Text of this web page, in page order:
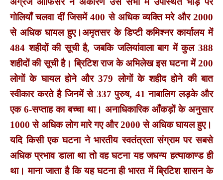
गोलियाँ चलवा दीं जिसमें 400 से अधिक व्यक्ति मरे और 2000
से अधिक घायल हुए।अमृतसर के डिप्टी कमिश्नर कार्यालय में
484 शहीदों की सूची है, जबकि जलियांवाला बाग में कुल 388
शहीदों की सूची है। ब्रिटिश राज के अभिलेख इस घटना में 200
लोगों के घायल होने और 379 लोगों के शहीद होने की बात
स्वीकार करते है जिनमें से 337 पुरुष, 41 नाबालिग लड़के और
एक 6-सप्ताह का बच्चा था। अनाधिकारिक आँकड़ों के अनुसार
1000 से अधिक लोग मारे गए और 2000 से अधिक घायल हुए।
यदि किसी एक घटना ने भारतीय स्वतंत्रता संग्राम पर सबसे
अधिक प्रभाव डाला था तो वह घटना यह जघन्य हत्याकाण्ड ही
था। माना जाता है कि यह घटना ही भारत में ब्रिटिश शासन के